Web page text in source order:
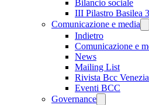
Bilancio sociale
III Pilastro Basilea 3
Comunicazione e media
Indietro
Comunicazione e
News
Mailing List
Rivista Bcc
Eventi BCC
Governance